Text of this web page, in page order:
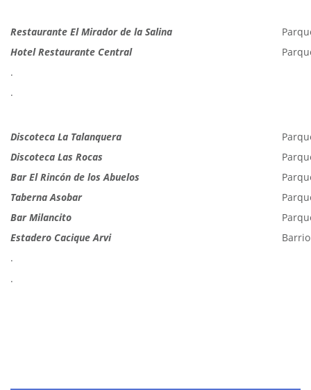
Restaurante El Mirador de la Salina
Hotel Restaurante Central
.
.
Discoteca La Talanquera
Discoteca Las Rocas
Bar El Rincón de los Abuelos
Taberna Asobar
Bar Milancito
Estadero Cacique Arvi
.
.